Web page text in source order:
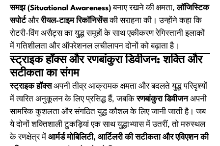
समझ (Situational Awareness)बनाए रखने की क्षमता,लॉजिस्टिक
सपोर्टऔररीयल-टाइम रिकॉनिसेंसकी सराहना की। उन्होंने कहा कि
रोटरी-विंग असैट्स का युद्ध समूहों के साथ एकीकरण रेगिस्तानी इलाकों
में गतिशीलता और ऑपरेशनल लचीलापन दोनों को बढ़ाता है।
स्ट्राइक हॉक्स और रणबांकुरा डिवीजन: शक्ति और
सटीकता का संगम
स्ट्राइक हॉक्सअपनी तीव्र आक्रामक क्षमता और बदलते युद्ध परिदृश्यों
में त्वरित अनुकूलन के लिए प्रसिद्ध हैं, जबकिरणबांकुरा डिवीजनअपनी
सामरिक कुशलता और संगठित युद्ध कौशल के लिए जानी जाती है। जब
ये दोनों शक्तिशाली टुकड़ियां एक साथ युद्धाभ्यास में उतरीं, तो मरुस्थल
के रणक्षेत्र में आर्मर्ड मोबिलिटी, आर्टिलरी की सटीकता और एविएशन की